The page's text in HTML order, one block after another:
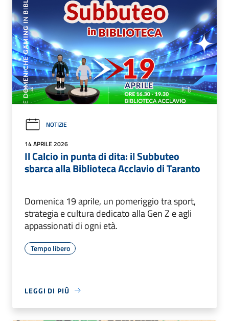
NOTIZIE
14 APRILE 2026
Il Calcio in punta di dita: il Subbuteo
sbarca alla Biblioteca Acclavio di Taranto
Domenica 19 aprile, un pomeriggio tra sport,
strategia e cultura dedicato alla Gen Z e agli
appassionati di ogni età.
Tempo libero
LEGGI DI PIÙ